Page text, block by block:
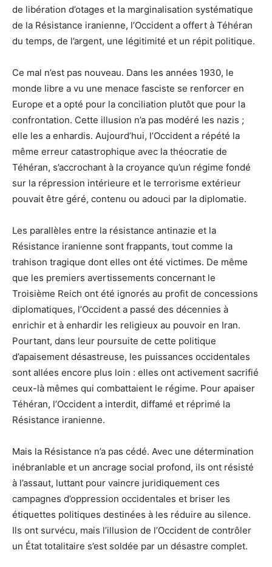
de libération d’otages et la marginalisation systématique
de la Résistance iranienne, l’Occident a offert à Téhéran
du temps, de l’argent, une légitimité et un répit politique.
Ce mal n’est pas nouveau. Dans les années 1930, le
monde libre a vu une menace fasciste se renforcer en
Europe et a opté pour la conciliation plutôt que pour la
confrontation. Cette illusion n’a pas modéré les nazis ;
elle les a enhardis. Aujourd’hui, l’Occident a répété la
même erreur catastrophique avec la théocratie de
Téhéran, s’accrochant à la croyance qu’un régime fondé
sur la répression intérieure et le terrorisme extérieur
pouvait être géré, contenu ou adouci par la diplomatie.
Les parallèles entre la résistance antinazie et la
Résistance iranienne sont frappants, tout comme la
trahison tragique dont elles ont été victimes. De même
que les premiers avertissements concernant le
Troisième Reich ont été ignorés au profit de concessions
diplomatiques, l’Occident a passé des décennies à
enrichir et à enhardir les religieux au pouvoir en Iran.
Pourtant, dans leur poursuite de cette politique
d’apaisement désastreuse, les puissances occidentales
sont allées encore plus loin : elles ont activement sacrifié
ceux-là mêmes qui combattaient le régime. Pour apaiser
Téhéran, l’Occident a interdit, diffamé et réprimé la
Résistance iranienne.
Mais la Résistance n’a pas cédé. Avec une détermination
inébranlable et un ancrage social profond, ils ont résisté
à l’assaut, luttant pour vaincre juridiquement ces
campagnes d’oppression occidentales et briser les
étiquettes politiques destinées à les réduire au silence.
Ils ont survécu, mais l’illusion de l’Occident de contrôler
un État totalitaire s’est soldée par un désastre complet.